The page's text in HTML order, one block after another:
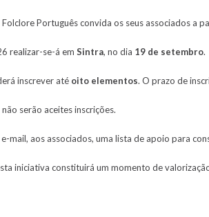
Português convida os seus associados a
realizar-se-á em Sintra, no dia 19 de setembro.
inscrever até oito elementos. O prazo de
serão aceites inscrições.
mail, aos associados, uma lista de apoio para
iniciativa constituirá um momento de